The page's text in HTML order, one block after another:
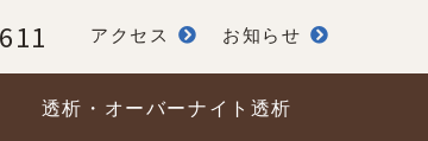
アクセス お知らせ
透析・オーバーナイト透析